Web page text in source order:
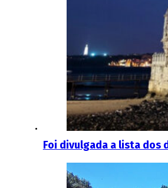
Foi divulgada a lista dos